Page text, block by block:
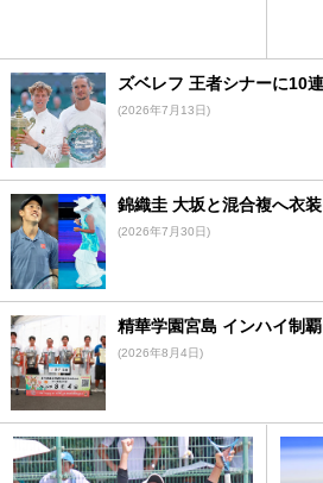
ズベレフ 王者シナーに10
(2026年7月13日)
錦織圭 大坂と混合複へ衣装
(2026年7月30日)
精華学園宮島 インハイ制
(2026年8月4日)